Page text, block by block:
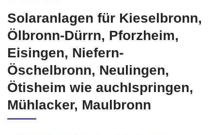
Solaranlagen für Kieselbronn,
Ölbronn-Dürrn, Pforzheim,
Eisingen, Niefern-
Öschelbronn, Neulingen,
Ötisheim wie auchIspringen,
Mühlacker, Maulbronn